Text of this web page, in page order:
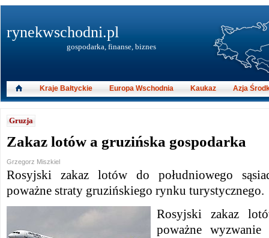
Gruzja
Zakaz lotów a gruzińska gospodarka
Grzegorz Miszkiel
Rosyjski zakaz lotów do południowego
poważne straty gruzińskiego rynku turystycznego.
Rosyjski zakaz
poważne
rynekwschodni.pl
gospodarka, finanse, biznes
Kraje Bałtyckie Europa Wschodnia Kaukaz Azja